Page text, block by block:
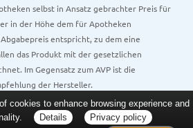
selbst in Ansatz gebrachter Preis für
in der Höhe dem für Apotheken
entspricht, zu dem eine
das Produkt mit der gesetzlichen
Im Gegensatz zum AVP ist die
der Hersteller.
cookies to enhance browsing experience and
Details Privacy policy